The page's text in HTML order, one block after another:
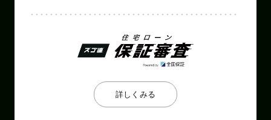
詳しくみる